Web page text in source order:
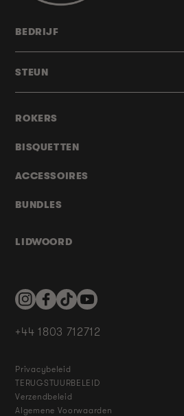
ROKERS
BISQUETTEN
ACCESSOIRES
BUNDLES
LIDWOORD
BEDRIJF
STEUN
InstagramFacebookTikTokYouTube
+44 1803 712712
Privacybeleid
TERUGSTUURBELEID
Verzendbeleid
Algemene Voorwaarden